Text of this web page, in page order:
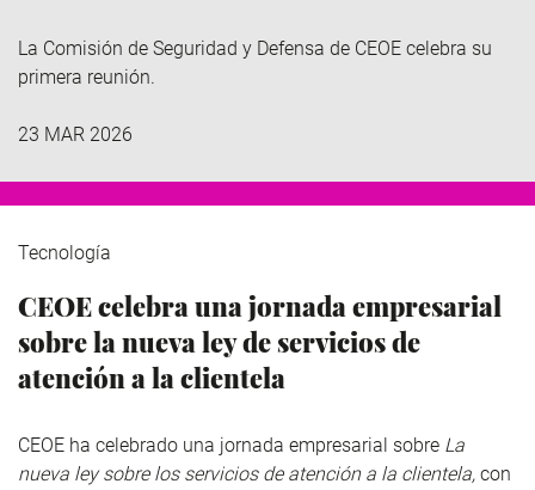
La Comisión de Seguridad y Defensa de CEOE celebra su
primera reunión.
23 MAR 2026
Tecnología
CEOE celebra una jornada empresarial
sobre la nueva ley de servicios de
atención a la clientela
CEOE ha celebrado una jornada empresarial sobre La
nueva ley sobre los servicios de atención a la clientela, con